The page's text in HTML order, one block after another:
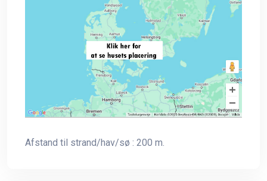
Afstand til strand/hav/sø : 200 m.